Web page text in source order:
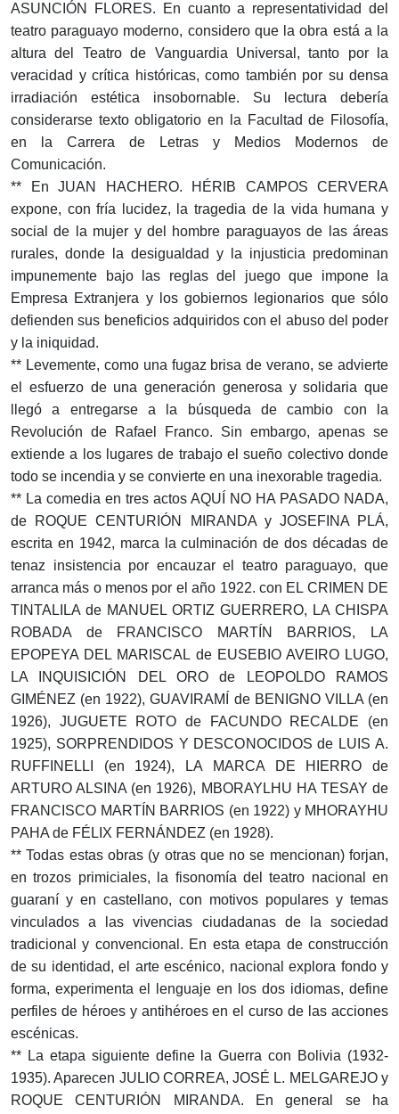
ASUNCIÓN FLORES. En cuanto a representatividad del
teatro paraguayo moderno, considero que la obra está a la
altura del Teatro de Vanguardia Universal, tanto por la
veracidad y crítica históricas, como también por su densa
irradiación estética insobornable. Su lectura debería
considerarse texto obligatorio en la Facultad de Filosofía,
en la Carrera de Letras y Medios Modernos de
Comunicación.
** En JUAN HACHERO. HÉRIB CAMPOS CERVERA
expone, con fría lucidez, la tragedia de la vida humana y
social de la mujer y del hombre paraguayos de las áreas
rurales, donde la desigualdad y la injusticia predominan
impunemente bajo las reglas del juego que impone la
Empresa Extranjera y los gobiernos legionarios que sólo
defienden sus beneficios adquiridos con el abuso del poder
y la iniquidad.
** Levemente, como una fugaz brisa de verano, se advierte
el esfuerzo de una generación generosa y solidaria que
llegó a entregarse a la búsqueda de cambio con la
Revolución de Rafael Franco. Sin embargo, apenas se
extiende a los lugares de trabajo el sueño colectivo donde
todo se incendia y se convierte en una inexorable tragedia.
** La comedia en tres actos AQUÍ NO HA PASADO NADA,
de ROQUE CENTURIÓN MIRANDA y JOSEFINA PLÁ,
escrita en 1942, marca la culminación de dos décadas de
tenaz insistencia por encauzar el teatro paraguayo, que
arranca más o menos por el año 1922. con EL CRIMEN DE
TINTALILA de MANUEL ORTIZ GUERRERO, LA CHISPA
ROBADA de FRANCISCO MARTÍN BARRIOS, LA
EPOPEYA DEL MARISCAL de EUSEBIO AVEIRO LUGO,
LA INQUISICIÓN DEL ORO de LEOPOLDO RAMOS
GIMÉNEZ (en 1922), GUAVIRAMÍ de BENIGNO VILLA (en
1926), JUGUETE ROTO de FACUNDO RECALDE (en
1925), SORPRENDIDOS Y DESCONOCIDOS de LUIS A.
RUFFINELLI (en 1924), LA MARCA DE HIERRO de
ARTURO ALSINA (en 1926), MBORAYLHU HA TESAY de
FRANCISCO MARTÍN BARRIOS (en 1922) y MHORAYHU
PAHA de FÉLIX FERNÁNDEZ (en 1928).
** Todas estas obras (y otras que no se mencionan) forjan,
en trozos primiciales, la fisonomía del teatro nacional en
guaraní y en castellano, con motivos populares y temas
vinculados a las vivencias ciudadanas de la sociedad
tradicional y convencional. En esta etapa de construcción
de su identidad, el arte escénico, nacional explora fondo y
forma, experimenta el lenguaje en los dos idiomas, define
perfiles de héroes y antihéroes en el curso de las acciones
escénicas.
** La etapa siguiente define la Guerra con Bolivia (1932-
1935). Aparecen JULIO CORREA, JOSÉ L. MELGAREJO y
ROQUE CENTURIÓN MIRANDA. En general se ha